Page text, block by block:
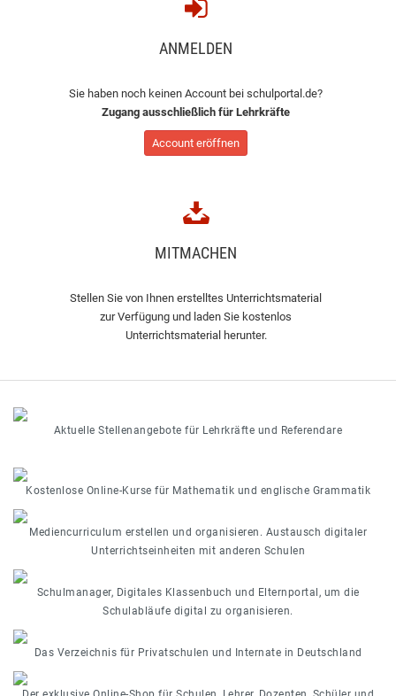
ANMELDEN
Sie haben noch keinen Account bei schulportal.de?
Zugang ausschließlich für Lehrkräfte
Account eröffnen
MITMACHEN
Stellen Sie von Ihnen erstelltes Unterrichtsmaterial
zur Verfügung und laden Sie kostenlos
Unterrichtsmaterial herunter.
Aktuelle Stellenangebote für Lehrkräfte und Referendare
Kostenlose Online-Kurse für Mathematik und englische Grammatik
Mediencurriculum erstellen und organisieren. Austausch digitaler
Unterrichtseinheiten mit anderen Schulen
Schulmanager, Digitales Klassenbuch und Elternportal, um die
Schulabläufe digital zu organisieren.
Das Verzeichnis für Privatschulen und Internate in Deutschland